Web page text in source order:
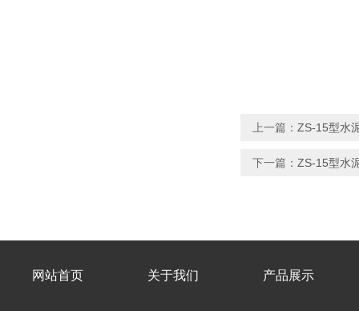
上一篇： ZS-15型水
下一篇： ZS-15型水
网站首页 关于我们 产品展示